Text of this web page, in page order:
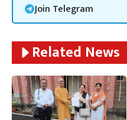
Join Telegram
Related News